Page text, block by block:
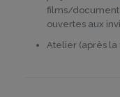
films/
ouvertes aux
Atelier (après la